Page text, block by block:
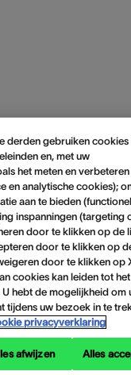
derden gebruiken cookies
en, met uw
het meten en
en analytische cookies);
aan te bieden
inspanningen (targeting
door te klikken op de
door te klikken op
door te klikken op
cookies kan leiden tot het
hebt de mogelijkheid om
tijdens uw bezoek in te
privacyverklaring
afwijzen Alles